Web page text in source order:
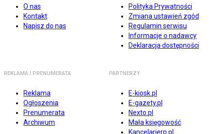
O nas
Kontakt
Napisz do nas
Polityka Prywatności
Zmiana ustawień zgód
Regulamin serwisu
Informacje o nadawcy
Deklaracja dostępności
REKLAMA I PRENUMERATA
Reklama
Ogłoszenia
Prenumerata
Archiwum
PARTNERZY
E-kiosk.pl
E-gazety.pl
Nexto.pl
Mała księgowość
Kancelarierp.pl